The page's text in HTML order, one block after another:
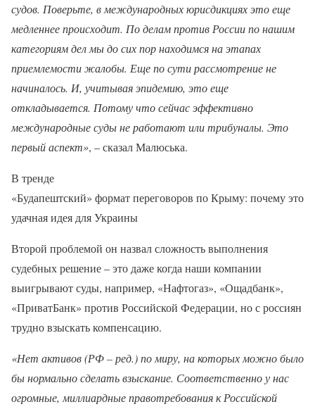
судов. Поверьте, в международных юрисдикциях это еще
медленнее происходит. По делам против России по нашим
категориям дел мы до сих пор находимся на этапах
приемлемости жалобы. Еще по сути рассмотрение не
начиналось. И, учитывая эпидемию, это еще
откладывается. Потому что сейчас эффективно
международные суды не работают или трибуналы. Это
первый аспект», – сказал Малюська.
В тренде
«Будапештский» формат переговоров по Крыму: почему это
удачная идея для Украины
Второй проблемой он назвал сложность выполнения
судебных решение – это даже когда наши компании
выигрывают суды, например, «Нафтогаз», «Ощадбанк»,
«ПриватБанк» против Российской Федерации, но с россиян
трудно взыскать компенсацию.
«Нет активов (РФ – ред.) по миру, на которых можно было
бы нормально сделать взыскание. Соответственно у нас
огромные, миллиардные правотребования к Российской